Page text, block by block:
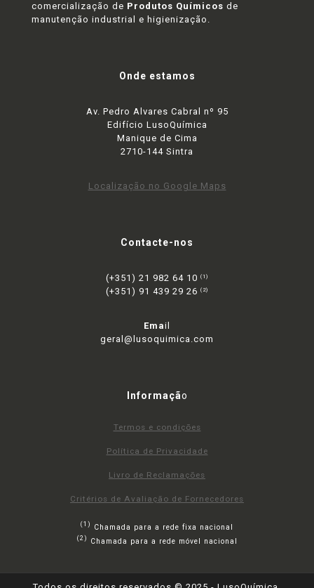
comercialização de Produtos Químicos de
manutenção industrial e higienização.
Onde estamos
Av. Pedro Alvares Cabral nº 95
Edifício LusoQuímica
Manique de Cima
2710-144 Sintra
Localização no Google Maps
Contacte-nos
(+351) 21 982 64 10 (1)
(+351) 91 439 29 26 (2)
Email
geral@lusoquimica.com
Informação
Termos e condições
Política de Privacidade
Livro de Reclamações
Critérios de Avaliação de Fornecedores
(1) Chamada para a rede fixa nacional
(2) Chamada para a rede móvel nacional